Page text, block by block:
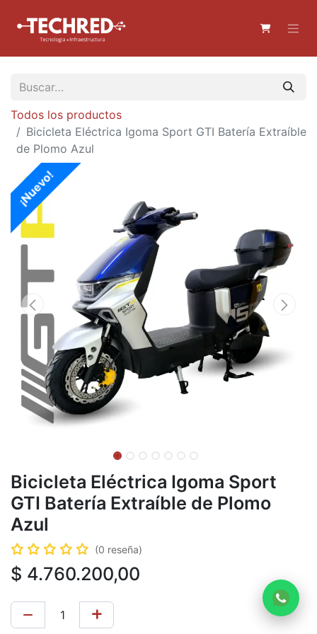
Todos los productos
Bicicleta Eléctrica Igoma Sport GTI Batería Extraíble
de Plomo Azul
¡Nuevo!
Bicicleta Eléctrica Igoma Sport
GTI Batería Extraíble de Plomo
Azul
(0 reseña)
$ 4.760.200,00